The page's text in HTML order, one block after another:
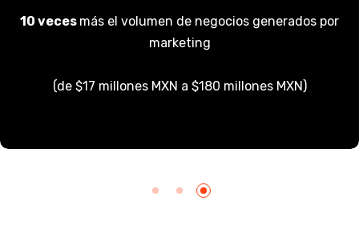
10 veces más el volumen de negocios generados por
marketing
(de $17 millones MXN a $180 millones MXN)